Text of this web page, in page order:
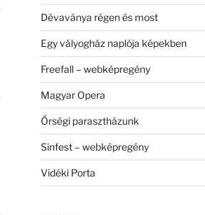
Dévaványa régen és most
Egy vályogház naplója képekben
Freefall – webképregény
Magyar Opera
Őrségi parasztházunk
Sinfest – webképregény
Vidéki Porta